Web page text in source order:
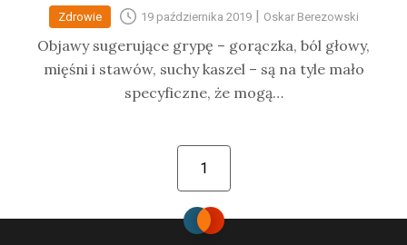
Zdrowie 19 października 2019| Oskar Berezowski
Objawy sugerujące grypę – gorączka, ból głowy,
mięśni i stawów, suchy kaszel – są na tyle mało
specyficzne, że mogą…
1